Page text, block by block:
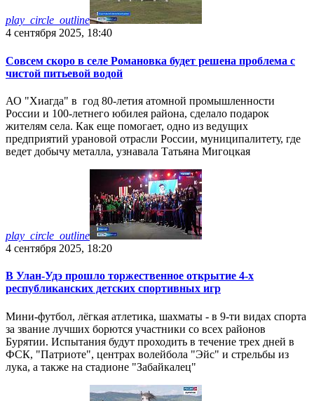
play_circle_outline
4 сентября 2025, 18:40
Совсем скоро в селе Романовка будет решена проблема с
чистой питьевой водой
АО "Хиагда" в год 80-летия атомной промышленности
России и 100-летнего юбилея района, сделало подарок
жителям села. Как еще помогает, одно из ведущих
предприятий урановой отрасли России, муниципалитету, где
ведет добычу металла, узнавала Татьяна Мигоцкая
play_circle_outline
4 сентября 2025, 18:20
В Улан-Удэ прошло торжественное открытие 4-х
республиканских детских спортивных игр
Мини-футбол, лёгкая атлетика, шахматы - в 9-ти видах спорта
за звание лучших борются участники со всех районов
Бурятии. Испытания будут проходить в течение трех дней в
ФСК, "Патриоте", центрах волейбола "Эйс" и стрельбы из
лука, а также на стадионе "Забайкалец"